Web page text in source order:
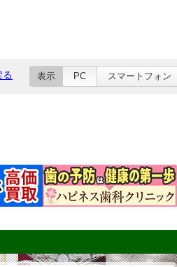
る 表示 PC スマートフォン